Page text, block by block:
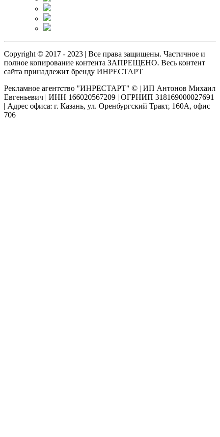
Copyright © 2017 - 2023 | Все права защищены. Частичное и
полное копирование контента ЗАПРЕЩЕНО. Весь контент
сайта принадлежит бренду ИНРЕСТАРТ
Рекламное агентство "ИНРЕСТАРТ" © | ИП Антонов Михаил
Евгеньевич | ИНН 166020567209 | ОГРНИП 318169000027691
| Адрес офиса: г. Казань, ул. Оренбургский Тракт, 160А, офис
706